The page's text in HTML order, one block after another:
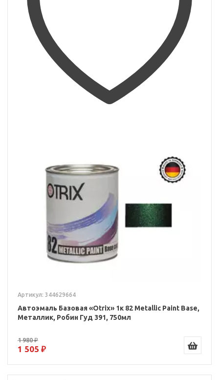
Артикул: 344629664
Автоэмаль Базовая «Otrix» 1к 82 Metallic Paint Base,
Металлик, Робин Гуд 391, 750мл
1 980 ₽
1 505 ₽